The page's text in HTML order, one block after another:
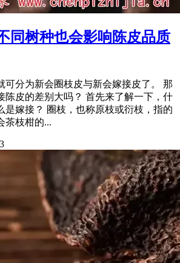
同树种也会影响陈皮品质
可分为新会圈枝皮与新会嫁接皮了。 那
陈皮的差别大吗？ 首先来了解一下，什
是嫁接？ 圈枝，也称原枝或衍枝，指的
茶枝柑的...